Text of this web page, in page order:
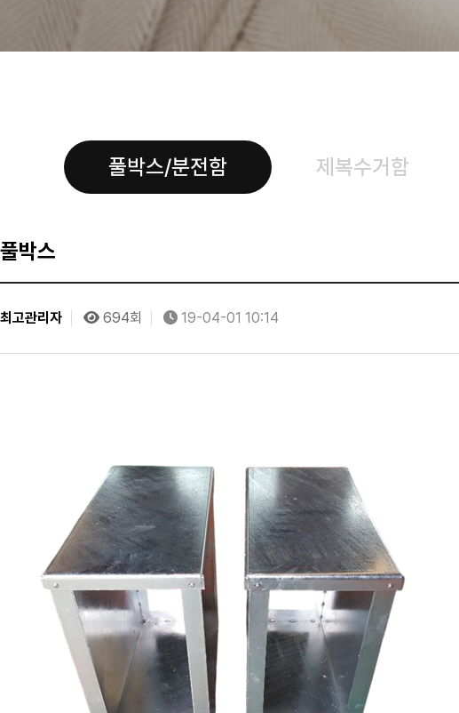
풀박스/분전함 제복수거함
풀박스
최고관리자 694회 19-04-01 10:14